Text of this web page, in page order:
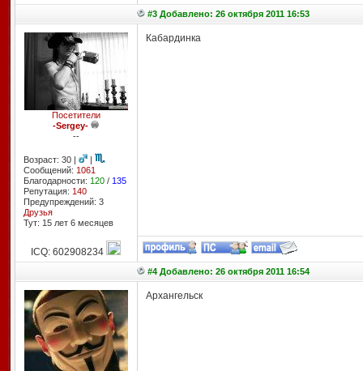
#3 Добавлено: 26 октября 2011 16:53
Посетители
-Sergey-
--
Возраст: 30 |
|
Сообщений: 1061
Благодарности: 120/ 135
Репутация: 140
Предупреждений: 3
Друзья
Тут: 15 лет 6 месяцев
Кабардинка
ICQ: 602908234
#4 Добавлено: 26 октября 2011 16:54
Архангельск